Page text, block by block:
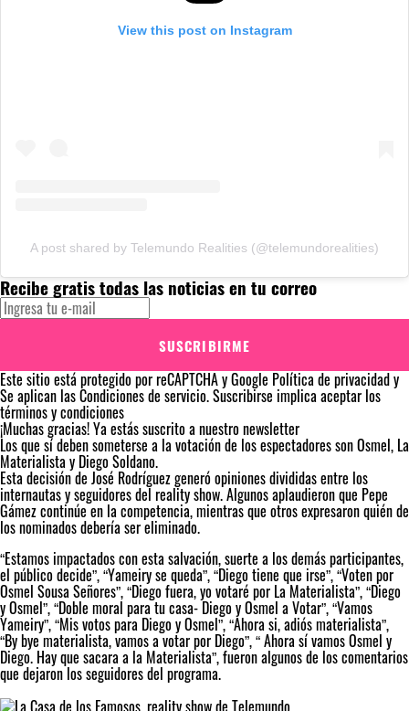
View this post on Instagram
A post shared by Telemundo Realities (@telemundorealities)
Recibe gratis todas las noticias en tu correo
SUSCRIBIRME
Este sitio está protegido por reCAPTCHA y Google Política de privacidady
Se aplican lasCondiciones de servicio. Suscribirse implica aceptar los
términos y condiciones
¡Muchas gracias!Ya estás suscrito a nuestro newsletter
Los que sí deben someterse a la votación de los espectadores son Osmel, La
Materialista y Diego Soldano.
Esta decisión de José Rodríguez generó opiniones divididas entre los
internautas y seguidores del reality show. Algunos aplaudieron que Pepe
Gámez continúe en la competencia, mientras que otros expresaron quién de
los nominados debería ser eliminado.
“Estamos impactados con esta salvación, suerte a los demás participantes,
el público decide”, “Yameiry se queda”, “Diego tiene que irse”, “Voten por
Osmel Sousa Señores”, “Diego fuera, yo votaré por La Materialista”, “Diego
y Osmel”, “Doble moral para tu casa- Diego y Osmel a Votar”, “Vamos
Yameiry”, “Mis votos para Diego y Osmel”, “Ahora si, adiós materialista”,
“By bye materialista, vamos a votar por Diego”, “ Ahora sí vamos Osmel y
Diego. Hay que sacara a la Materialista”, fueron algunos de los comentarios
que dejaron los seguidores del programa.